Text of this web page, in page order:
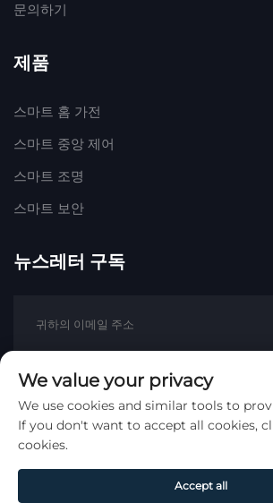
문의하기
제품
스마트 홈 가전
스마트 중앙 제어
스마트 조명
스마트 보안
뉴스레터 구독
저작권 © 하오멍 트레이딩 (항주) 유한 회
개인정보 보호 정책
맨 위로 스크롤
We value your privacy
We use cookies and similar tools to
If you don't want to accept all cookies,
cookies.
Accept all